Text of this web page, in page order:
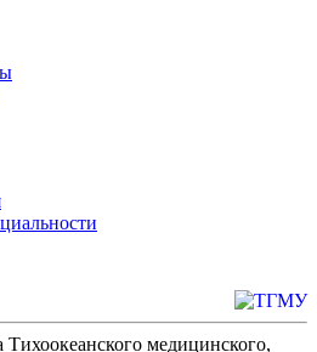
Тихоокеанского медицинского,